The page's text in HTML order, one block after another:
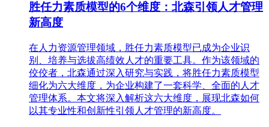
胜任力素质模型的6个维度：北森引领人才管理
新高度
在人力资源管理领域，胜任力素质模型已成为企业识
别、培养与选拔高绩效人才的重要工具。作为该领域的
佼佼者，北森通过深入研究与实践，将胜任力素质模型
细化为六大维度，为企业构建了一套科学、全面的人才
管理体系。本文将深入解析这六大维度，展现北森如何
以其专业性和创新性引领人才管理的新高度。